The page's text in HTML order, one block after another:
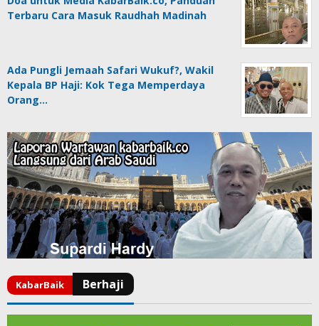
Terbaru Cara Masuk Raudhah Madinah
Ada Pungli Jemaah Safari Wukuf?, Wakil
Kepala BP Haji: Kok Tega Memperdaya
Orang…